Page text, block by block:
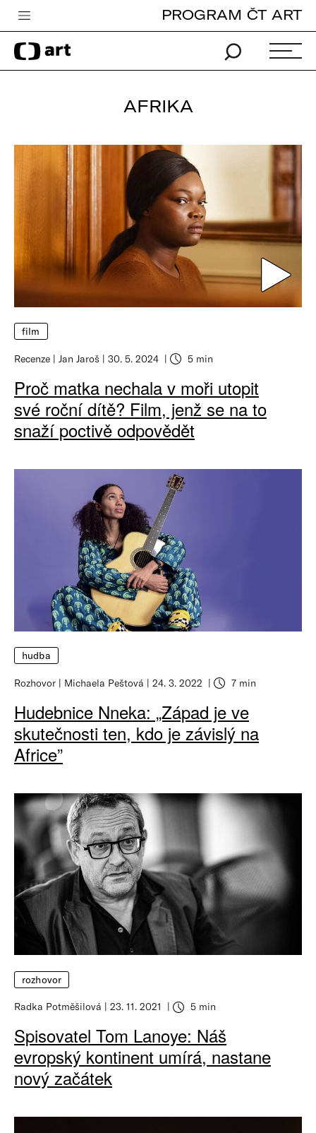
Česká televize
Zpravodajství
TV program
Pro děti
Vše o ČT
PROGRAM ČT ART
AFRIKA
film
Recenze Jan Jaroš 30. 5. 2024 5 min
Proč matka nechala v moři utopit
své roční dítě? Film, jenž se na to
snaží poctivě odpovědět
hudba
Rozhovor Michaela Peštová 24. 3. 2022 7 min
Hudebnice Nneka: „Západ je ve
skutečnosti ten, kdo je závislý na
Africe”
rozhovor
Radka Potměšilová 23. 11. 2021 5 min
Spisovatel Tom Lanoye: Náš
evropský kontinent umírá, nastane
nový začátek